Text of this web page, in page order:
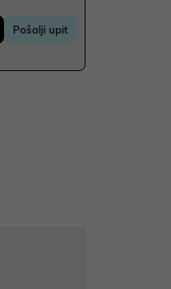
Pošalji upit